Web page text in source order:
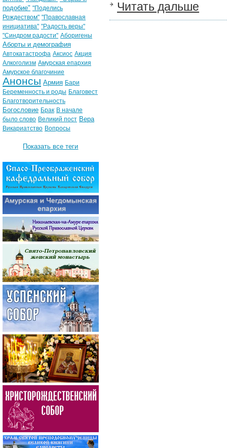
Читать дальше
подобие" "Поделись
Рождеством" "Православная
инициатива" "Радость веры"
"Синдром радости" Аборигены
Аборты и демография
Автокатастрофа Аксиос Акция
Алкоголизм Амурская епархия
Амурское благочиние
Анонсы Армия Бари
Беременность и роды Благовест
Благотворительность
Богословие Брак В начале
было слово Великий пост Вера
Викариатство Вопросы
Показать все теги